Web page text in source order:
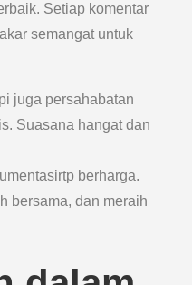
Setiap komentar
semangat untuk
juga persahabatan
Suasana hangat dan
berharga.
bersama, dan meraih